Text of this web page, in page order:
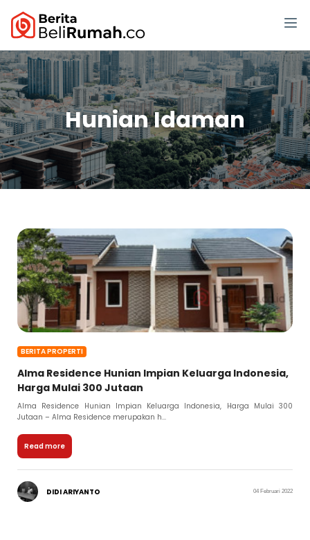
Hunian Idaman
BERITA PROPERTI
Alma Residence Hunian Impian Keluarga Indonesia,
Harga Mulai 300 Jutaan
Alma Residence Hunian Impian Keluarga Indonesia, Harga Mulai 300
Jutaan – Alma Residence merupakan h...
Read more
DIDI ARIYANTO 04 Februari 2022